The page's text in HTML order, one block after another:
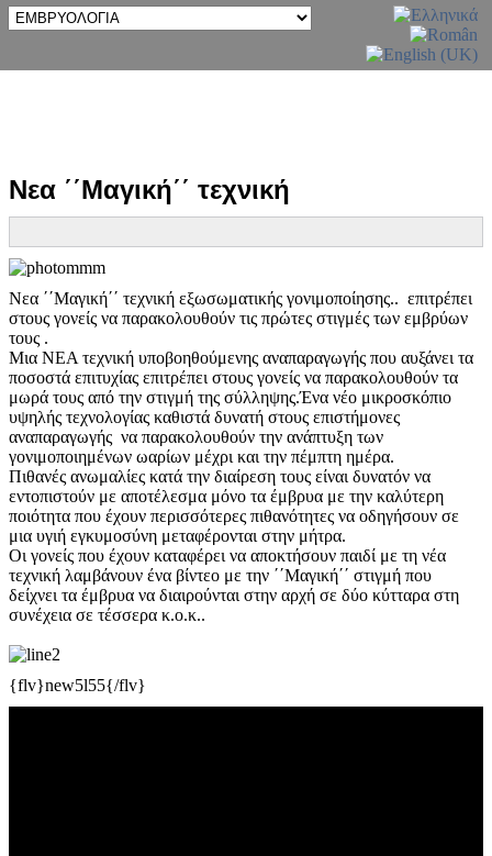
Νεα ΄΄Μαγική΄΄ τεχνική
Νεα ΄΄Μαγική΄΄ τεχνική εξωσωματικής γονιμοποίησης.. επιτρέπει
στους γονείς να παρακολουθούν τις πρώτες στιγμές των εμβρύων
τους .
Μια ΝΕΑ τεχνική υποβοηθούμενης αναπαραγωγής που αυξάνει τα
ποσοστά επιτυχίας επιτρέπει στους γονείς να παρακολουθούν τα
μωρά τους από την στιγμή της σύλληψης.Ένα νέο μικροσκόπιο
υψηλής τεχνολογίας καθιστά δυνατή στους επιστήμονες
αναπαραγωγής να παρακολουθούν την ανάπτυξη των
γονιμοποιημένων ωαρίων μέχρι και την πέμπτη ημέρα.
Πιθανές ανωμαλίες κατά την διαίρεση τους είναι δυνατόν να
εντοπιστούν με αποτέλεσμα μόνο τα έμβρυα με την καλύτερη
ποιότητα που έχουν περισσότερες πιθανότητες να οδηγήσουν σε
μια υγιή εγκυμοσύνη μεταφέρονται στην μήτρα.
Οι γονείς που έχουν καταφέρει να αποκτήσουν παιδί με τη νέα
τεχνική λαμβάνουν ένα βίντεο με την ΄΄Μαγική΄΄ στιγμή που
δείχνει τα έμβρυα να διαιρούνται στην αρχή σε δύο κύτταρα στη
συνέχεια σε τέσσερα κ.ο.κ..
{flv}new5l55{/flv}